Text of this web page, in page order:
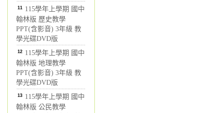
11 115學年上學期 國中
翰林版 歷史教學
PPT(含影音) 3年級 教
學光碟DVD版
12 115學年上學期 國中
翰林版 地理教學
PPT(含影音) 3年級 教
學光碟DVD版
13 115學年上學期 國中
翰林版 公民教學